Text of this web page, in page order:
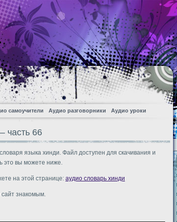
самоучители Аудио разговорники Аудио уроки
часть 66
языка хинди. Файл доступен для скачивания и
это вы можете ниже.
на этой странице: аудио словарь хинди
сайт знакомым.